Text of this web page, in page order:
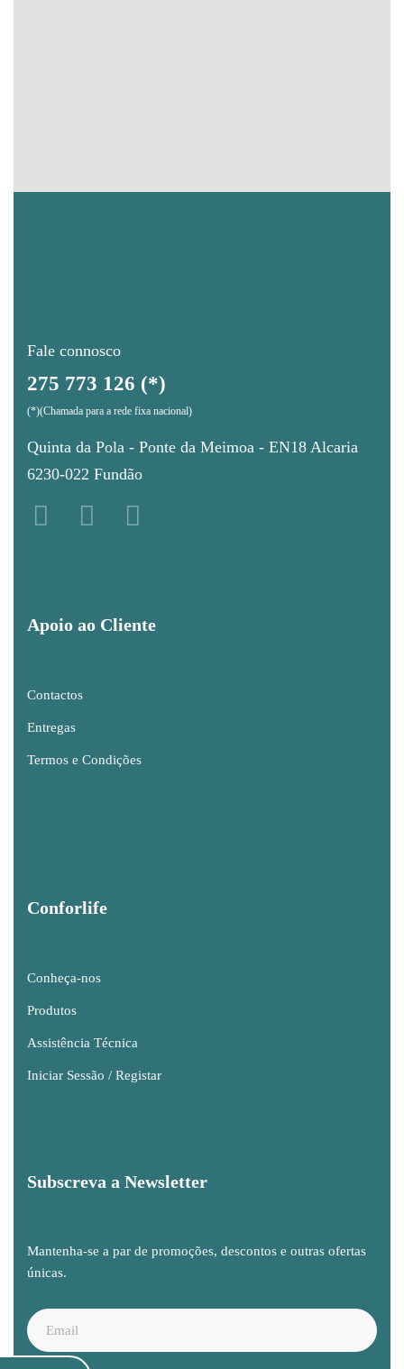
Fale connosco
275 773 126 (*)
(*)(Chamada para a rede fixa nacional)
Quinta da Pola - Ponte da Meimoa - EN18 Alcaria
6230-022 Fundão
Apoio ao Cliente
Contactos
Entregas
Termos e Condições
Conforlife
Conheça-nos
Produtos
Assistência Técnica
Iniciar Sessão / Registar
Subscreva a Newsletter
Mantenha-se a par de promoções, descontos e outras ofertas
únicas.